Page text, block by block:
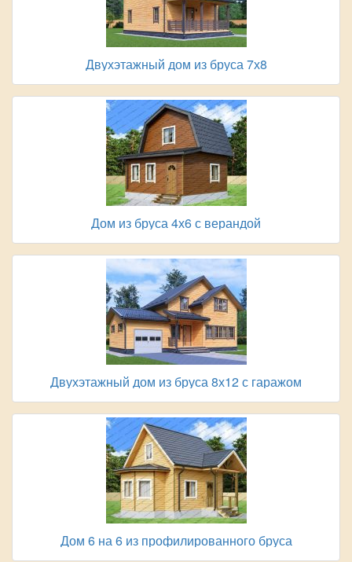
Двухэтажный дом из бруса 7х8
Дом из бруса 4х6 с верандой
Двухэтажный дом из бруса 8х12 с гаражом
Дом 6 на 6 из профилированного бруса